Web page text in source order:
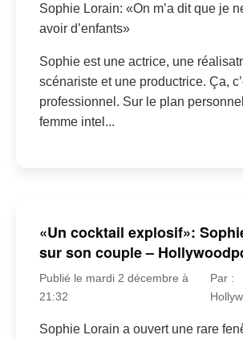
Sophie Lorain: «On m’a dit que je
avoir d’enfants»
Sophie est une actrice, une
scénariste et une productrice. Ça,
professionnel. Sur le plan
femme intel...
«Un cocktail explosif»:
sur son couple –
Publié le mardi 2 décembre à
21:32
Par :
Sophie Lorain a ouvert une rare